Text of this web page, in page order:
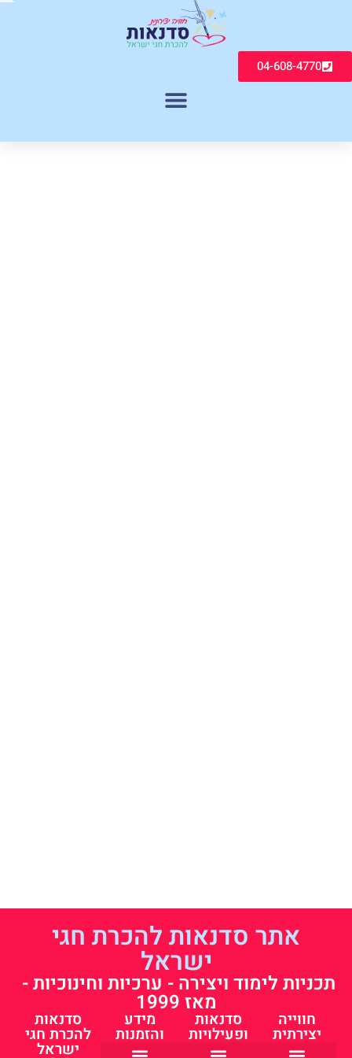
04-608-4770
אתר סדנאות להכרת חגי
ישראל
תכניות לימוד ויצירה - ערכיות וחינוכיות -
מאז 1999
חווייה
יצירתית
סדנאות
ופעילויות
מידע
והזמנות
סדנאות
להכרת חגי
ישראל